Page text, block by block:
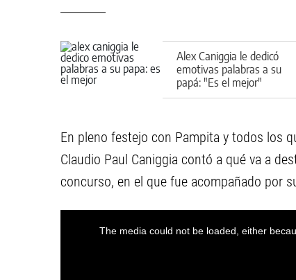
Alex Caniggia le dedicó
emotivas palabras a su
papá: "Es el mejor"
En pleno festejo con Pampita y todos los
Claudio Paul Caniggia contó a qué va a
concurso, en el que fue acompañado por